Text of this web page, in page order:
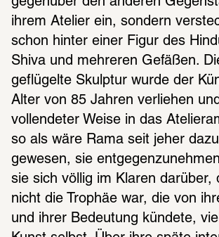
ihrem Atelier ein, sondern
schon hinter einer Figur des
Shiva und mehre­ren Gefä­ßen.
geflü­gelte Skulp­tur wurde der
Alter von 85 Jahren verlie­hen
voll­ende­ter Weise in das
so als wäre Rama seit jeher
gewe­sen, sie
sie sich völlig im Klaren darüber,
nicht die Trophäe war, die von
und ihrer Bedeu­tung kündete,